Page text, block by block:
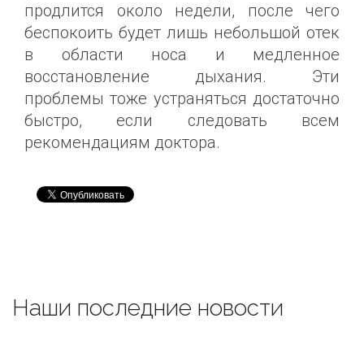
продлится около недели, после чего
беспокоить будет лишь небольшой отек
в области носа и медленное
восстановление дыхания. Эти
проблемы тоже устраняться достаточно
быстро, если следовать всем
рекомендациям доктора.
Наши последние новости